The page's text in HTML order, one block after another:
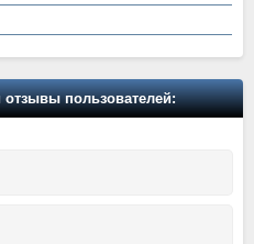
пользователей: